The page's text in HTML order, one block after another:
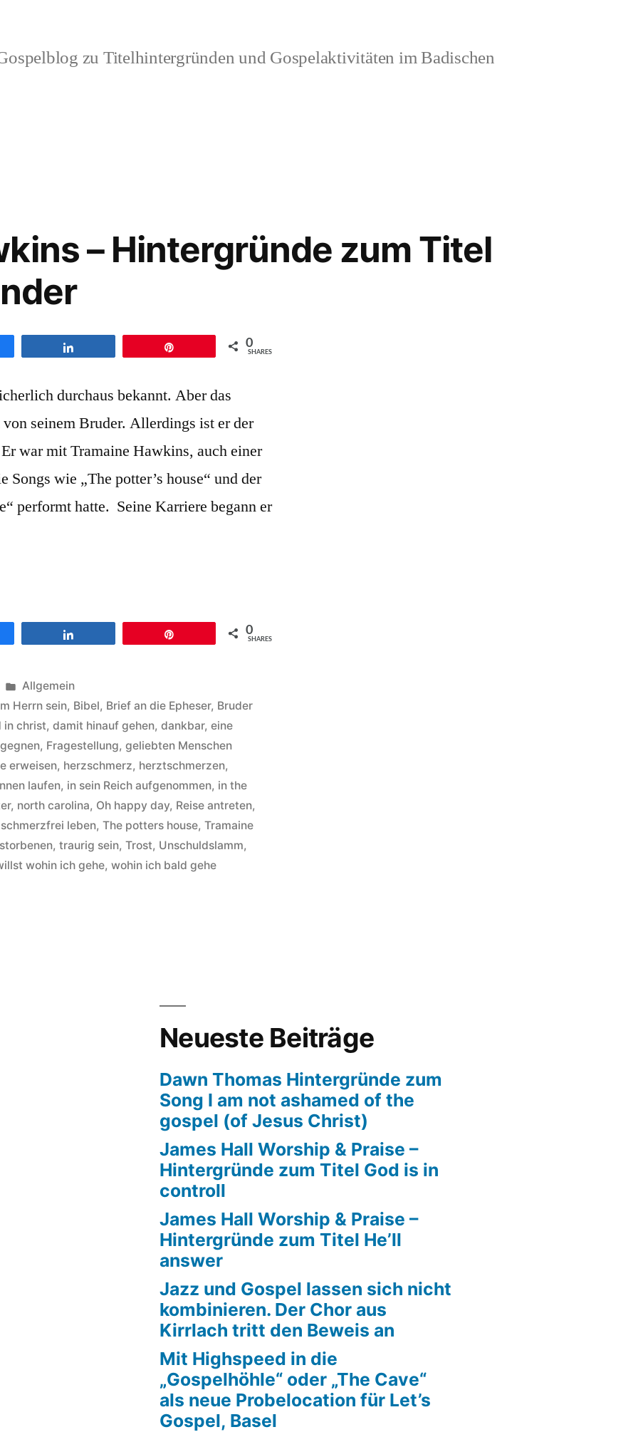
zu Titelhintergründen und Gospelaktivitäten im Badischen
– Hintergründe zum Titel
0
SHARES
durchaus bekannt. Aber das
seinem Bruder. Allerdings ist er der
war mit Tramaine Hawkins, auch einer
Songs wie „The potter’s house“ und der
performt hatte. Seine Karriere begann er
0
SHARES
Veröffentlicht
unter
Allgemein
Herrn sein, Bibel, Brief an die Epheser, Bruder
in christ,damit hinauf gehen,dankbar,eine
, Fragestellung,geliebten Menschen
erweisen, herzschmerz, herztschmerzen,
laufen, in sein Reich aufgenommen, in the
, north carolina, Oh happy day, Reise antreten,
schmerzfrei leben,The potters house,Tramaine
,traurig sein,Trost, Unschuldslamm,
wohin ich gehe,wohin ich bald gehe
Neueste Beiträge
Dawn Thomas Hintergründe zum
Song I am not ashamed of the
gospel (of Jesus Christ)
James Hall Worship & Praise –
Hintergründe zum Titel God is in
controll
James Hall Worship & Praise –
Hintergründe zum Titel He’ll
answer
Jazz und Gospel lassen sich nicht
kombinieren. Der Chor aus
Kirrlach tritt den Beweis an
Mit Highspeed in die
„Gospelhöhle“ oder „The Cave“
als neue Probelocation für Let’s
Gospel, Basel